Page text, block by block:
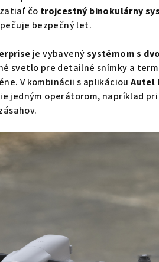
čo trojcestný binokulárny
bezpečný let.
je vybavenýsystémom s
svetlo pre detailné snímky a
V kombinácii s aplikáciou Autel
jedným operátorom, napríklad